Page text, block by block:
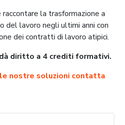
la trasformazione a
del lavoro negli ultimi anni con
dei contratti di lavoro atipici.
diritto a 4 crediti formativi.
nostre soluzioni contatta